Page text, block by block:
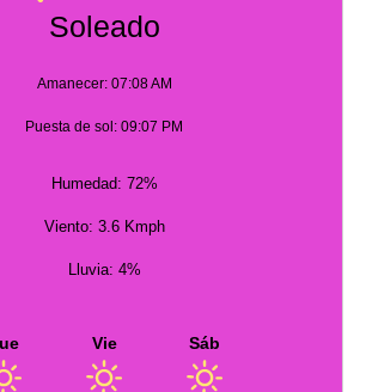
Soleado
Amanecer: 07:08 AM
Puesta de sol: 09:07 PM
Humedad: 72%
Viento: 3.6 Kmph
Lluvia: 4%
Vie Sáb